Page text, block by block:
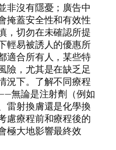
非沒有隱憂；廣告中
掩蓋安全性和有效性
，切勿在未確認所提
輕易被誘人的優惠所
適合所有人，某些特
險，尤其是在缺乏足
況下。了解不同療程
無論是注射劑（例如
雷射換膚還是化學換
慮療程前和療程後的
極大地影響最終效